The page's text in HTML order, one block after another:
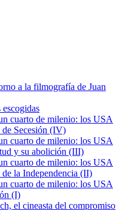
a la filmografía de Juan
cuarto de milenio: los USA
Secesión (IV)
cuarto de milenio: los USA
y su abolición (III)
cuarto de milenio: los USA
la Independencia (II)
cuarto de milenio: los USA
(I)
el cineasta del compromiso